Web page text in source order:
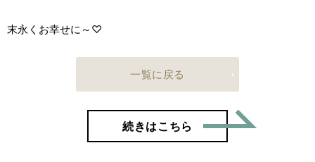
末永くお幸せに～♡
一覧に戻る
続きはこちら